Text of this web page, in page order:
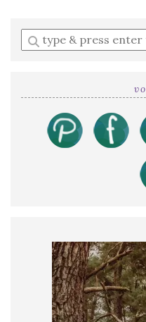
Enter
a